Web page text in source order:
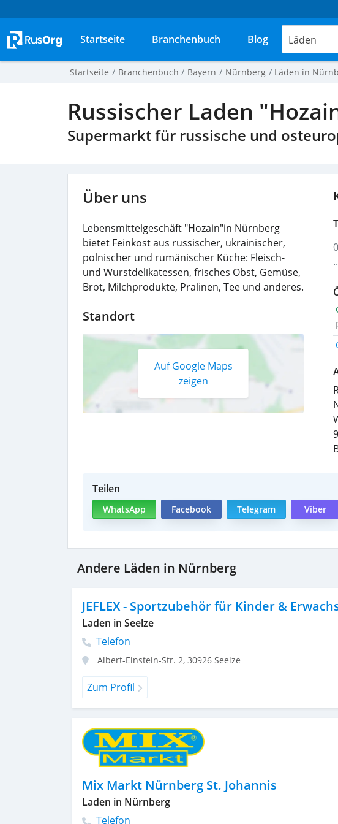
Startseite Branchenbuch Blog Läden
Startseite Branchenbuch Bayern Nürnberg Läden in
Russischer Laden
Supermarkt für russische und
Über uns
Lebensmittelgeschäft "Hozain"in Nürnberg
bietet Feinkost aus russischer, ukrainischer,
polnischer und rumänischer Küche: Fleisch-
und Wurstdelikatessen, frisches Obst, Gemüse,
Brot, Milchprodukte, Pralinen, Tee und anderes.
Standort
Auf Google Maps
zeigen
Teilen
WhatsApp Facebook Telegram Viber
Andere Läden in Nürnberg
JEFLEX - Sportzubehör für Kinder &
Laden in Seelze
Telefon
Albert-Einstein-Str. 2, 30926 Seelze
Zum Profil
Mix Markt Nürnberg St. Johannis
Laden in Nürnberg
Telefon